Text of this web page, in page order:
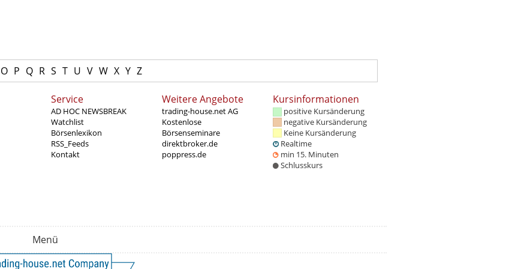
O P Q R S T U V W X Y Z
Service
AD HOC NEWSBREAK
Watchlist
Börsenlexikon
RSS_Feeds
Kontakt
Weitere Angebote
trading-house.net AG
Kostenlose
Börsenseminare
direktbroker.de
poppress.de
Kursinformationen
positive Kursänderung
negative Kursänderung
Keine Kursänderung
Realtime
min 15. Minuten
Schlusskurs
Menü